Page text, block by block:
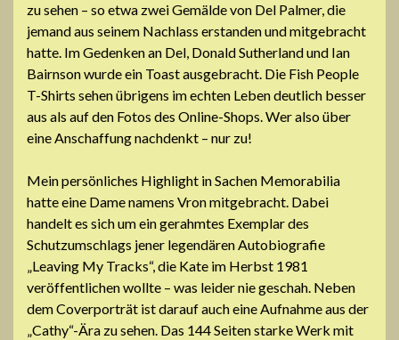
zu sehen – so etwa zwei Gemälde von Del Palmer, die
jemand aus seinem Nachlass erstanden und mitgebracht
hatte. Im Gedenken an Del, Donald Sutherland und Ian
Bairnson wurde ein Toast ausgebracht. Die Fish People
T-Shirts sehen übrigens im echten Leben deutlich besser
aus als auf den Fotos des Online-Shops. Wer also über
eine Anschaffung nachdenkt – nur zu!
Mein persönliches Highlight in Sachen Memorabilia
hatte eine Dame namens Vron mitgebracht. Dabei
handelt es sich um ein gerahmtes Exemplar des
Schutzumschlags jener legendären Autobiografie
„Leaving My Tracks“, die Kate im Herbst 1981
veröffentlichen wollte – was leider nie geschah. Neben
dem Coverporträt ist darauf auch eine Aufnahme aus der
„Cathy“-Ära zu sehen. Das 144 Seiten starke Werk mit